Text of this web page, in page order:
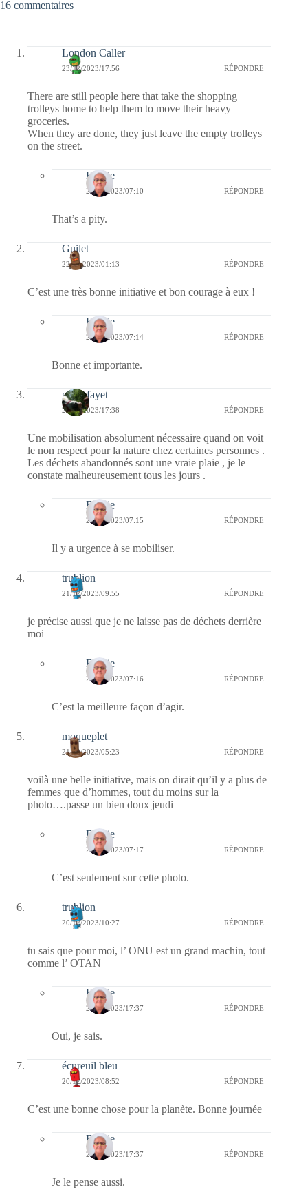
16 commentaires
London Caller
23/12/2023/17:56 RÉPONDRE
There are still people here that take the shopping
trolleys home to help them to move their heavy
groceries.
When they are done, they just leave the empty trolleys
on the street.
Bernie
28/12/2023/07:10 RÉPONDRE
That’s a pity.
Guilet
22/12/2023/01:13 RÉPONDRE
C’est une très bonne initiative et bon courage à eux !
Bernie
28/12/2023/07:14 RÉPONDRE
Bonne et importante.
giselefayet
21/12/2023/17:38 RÉPONDRE
Une mobilisation absolument nécessaire quand on voit
le non respect pour la nature chez certaines personnes .
Les déchets abandonnés sont une vraie plaie , je le
constate malheureusement tous les jours .
Bernie
28/12/2023/07:15 RÉPONDRE
Il y a urgence à se mobiliser.
trublion
21/12/2023/09:55 RÉPONDRE
je précise aussi que je ne laisse pas de déchets derrière
moi
Bernie
28/12/2023/07:16 RÉPONDRE
C’est la meilleure façon d’agir.
moqueplet
21/12/2023/05:23 RÉPONDRE
voilà une belle initiative, mais on dirait qu’il y a plus de
femmes que d’hommes, tout du moins sur la
photo….passe un bien doux jeudi
Bernie
28/12/2023/07:17 RÉPONDRE
C’est seulement sur cette photo.
trublion
20/12/2023/10:27 RÉPONDRE
tu sais que pour moi, l’ ONU est un grand machin, tout
comme l’ OTAN
Bernie
20/12/2023/17:37 RÉPONDRE
Oui, je sais.
écureuil bleu
20/12/2023/08:52 RÉPONDRE
C’est une bonne chose pour la planète. Bonne journée
Bernie
20/12/2023/17:37 RÉPONDRE
Je le pense aussi.